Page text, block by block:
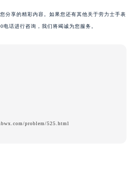
分享的精彩内容。如果您还有其他关于劳力士手表
话进行咨询，我们将竭诚为您服务。
problem/525.html